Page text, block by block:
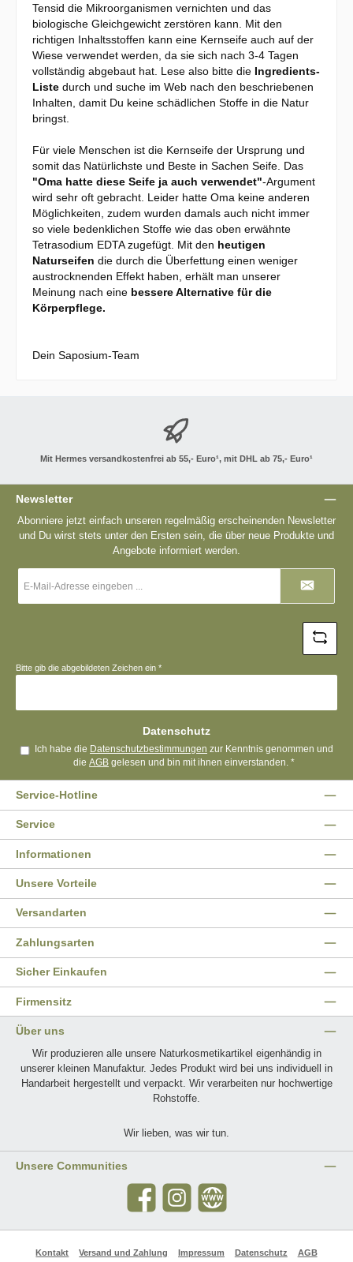
Tensid die Mikroorganismen vernichten und das
biologische Gleichgewicht zerstören kann. Mit den
richtigen Inhaltsstoffen kann eine Kernseife auch auf der
Wiese verwendet werden, da sie sich nach 3-4 Tagen
vollständig abgebaut hat. Lese also bitte die Ingredients-
Liste durch und suche im Web nach den beschriebenen
Inhalten, damit Du keine schädlichen Stoffe in die Natur
bringst.
Für viele Menschen ist die Kernseife der Ursprung und
somit das Natürlichste und Beste in Sachen Seife. Das
"Oma hatte diese Seife ja auch verwendet"-Argument
wird sehr oft gebracht. Leider hatte Oma keine anderen
Möglichkeiten, zudem wurden damals auch nicht immer
so viele bedenklichen Stoffe wie das oben erwähnte
Tetrasodium EDTA zugefügt. Mit den heutigen
Naturseifen die durch die Überfettung einen weniger
austrocknenden Effekt haben, erhält man unserer
Meinung nach eine bessere Alternative für die
Körperpflege.
Dein Saposium-Team
Mit Hermes versandkostenfrei ab 55,- Euro¹, mit DHL ab 75,- Euro¹
Newsletter
Abonniere jetzt einfach unseren regelmäßig erscheinenden Newsletter
und Du wirst stets unter den Ersten sein, die über neue Produkte und
Angebote informiert werden.
Mail-
Bitte gib die abgebildeten Zeichen ein *
Datenschutz
Ich habe die Datenschutzbestimmungen zur Kenntnis genommen und
dieAGB gelesen und bin mit ihnen einverstanden.*
Service-Hotline
Service
Informationen
Unsere Vorteile
Versandarten
Sicher Einkaufen
Zahlungsarten
Firmensitz
Über uns
Wir produzieren alle unsere Naturkosmetikartikel eigenhändig in
unserer kleinen Manufaktur. Jedes Produkt wird bei uns individuell in
Handarbeit hergestellt und verpackt. Wir verarbeiten nur hochwertige
Rohstoffe.
Wir lieben, was wir tun.
Unsere Communities
Facebook InstagramWebsite
Kontakt Versand und Zahlung Impressum Datenschutz AGB